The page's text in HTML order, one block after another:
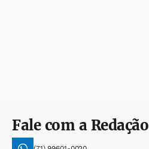
Fale com a Redação